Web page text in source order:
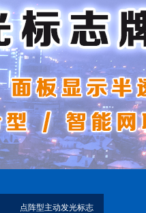
点阵型主动发光标志